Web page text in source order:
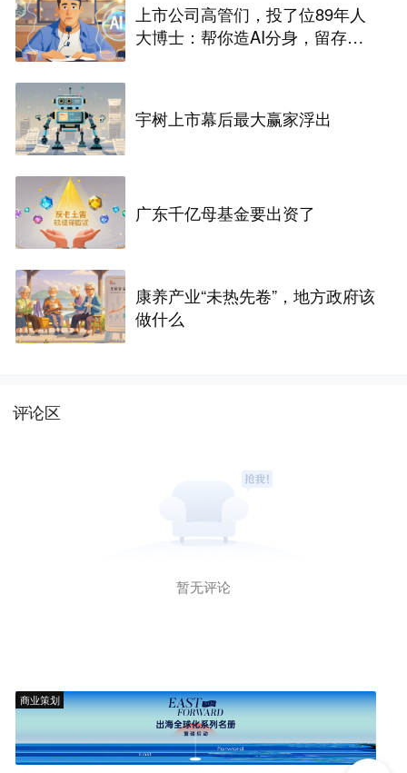
上市公司高管们，投了位89年人
大博士：帮你造AI分身，留存率8
宇树上市幕后最大赢家浮出
广东千亿母基金要出资了
康养产业“未热先卷”，地方政府该
做什么
评论区
暂无评论
商业策划